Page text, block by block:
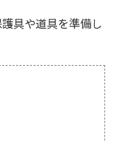
具や道具を準備し